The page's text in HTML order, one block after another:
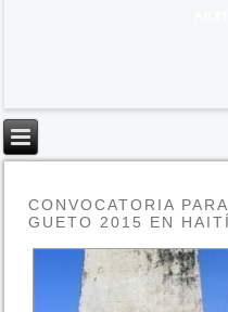
CONVOCATORIA
GUETO 2015 EN HAITÍ